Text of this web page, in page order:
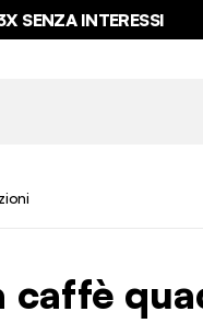
SENZA INTERESSI
caffè